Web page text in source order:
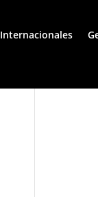
Internacionales